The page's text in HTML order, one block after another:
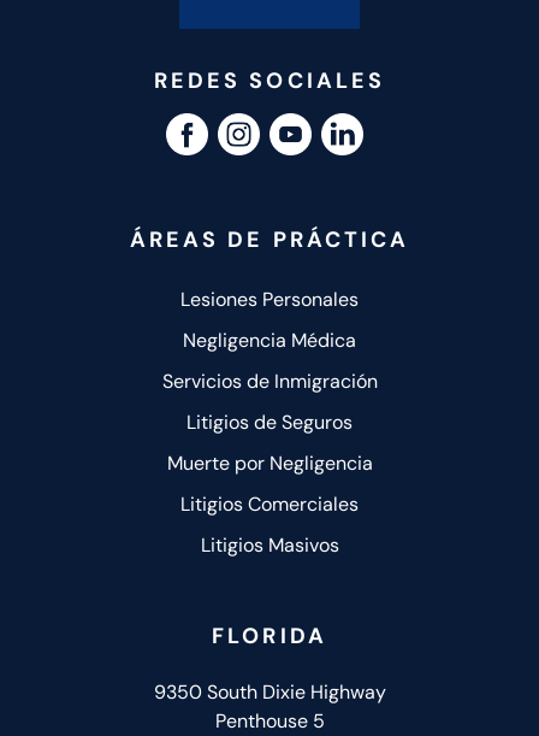
REDES SOCIALES
ÁREAS DE PRÁCTICA
Lesiones Personales
Negligencia Médica
Servicios de Inmigración
Litigios de Seguros
Muerte por Negligencia
Litigios Comerciales
Litigios Masivos
FLORIDA
9350 South Dixie Highway
Penthouse 5